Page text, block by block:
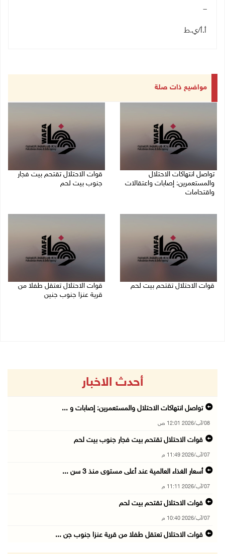
ـــ
أ.أ/ي.ط
مواضيع ذات صلة
تواصل انتهاكات الاحتلال
والمستعمرين: إصابات واعتقالات
واقتحامات
قوات الاحتلال تقتحم بيت فجار
جنوب بيت لحم
قوات الاحتلال تقتحم بيت لحم
قوات الاحتلال تعتقل طفلا من
قرية عنزا جنوب جنين
أحدث الاخبار
تواصل انتهاكات الاحتلال والمستعمرين: إصابات و ...
08/آب/2026 12:01 ص
قوات الاحتلال تقتحم بيت فجار جنوب بيت لحم
07/آب/2026 11:49 م
أسعار الغذاء العالمية عند أعلى مستوى منذ 3 سن ...
07/آب/2026 11:11 م
قوات الاحتلال تقتحم بيت لحم
07/آب/2026 10:40 م
قوات الاحتلال تعتقل طفلا من قرية عنزا جنوب جن ...